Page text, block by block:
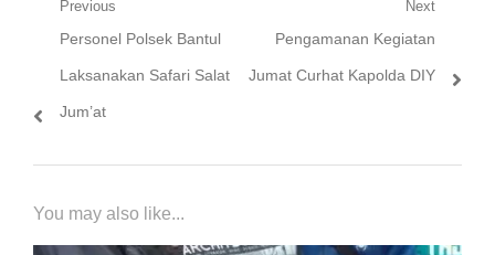
Navigasi
pos
Previous
Previous
post:
Personel Polsek Bantul
Laksanakan Safari Salat
Jum’at
Next
Next
post:
Pengamanan Kegiatan
Jumat Curhat Kapolda DIY
You may also like...